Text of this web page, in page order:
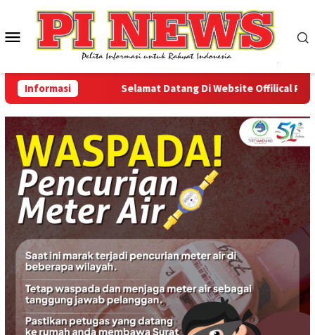
konten
Menu
Mobile
Informasi Selamat Datang Di Website Offilical PI-